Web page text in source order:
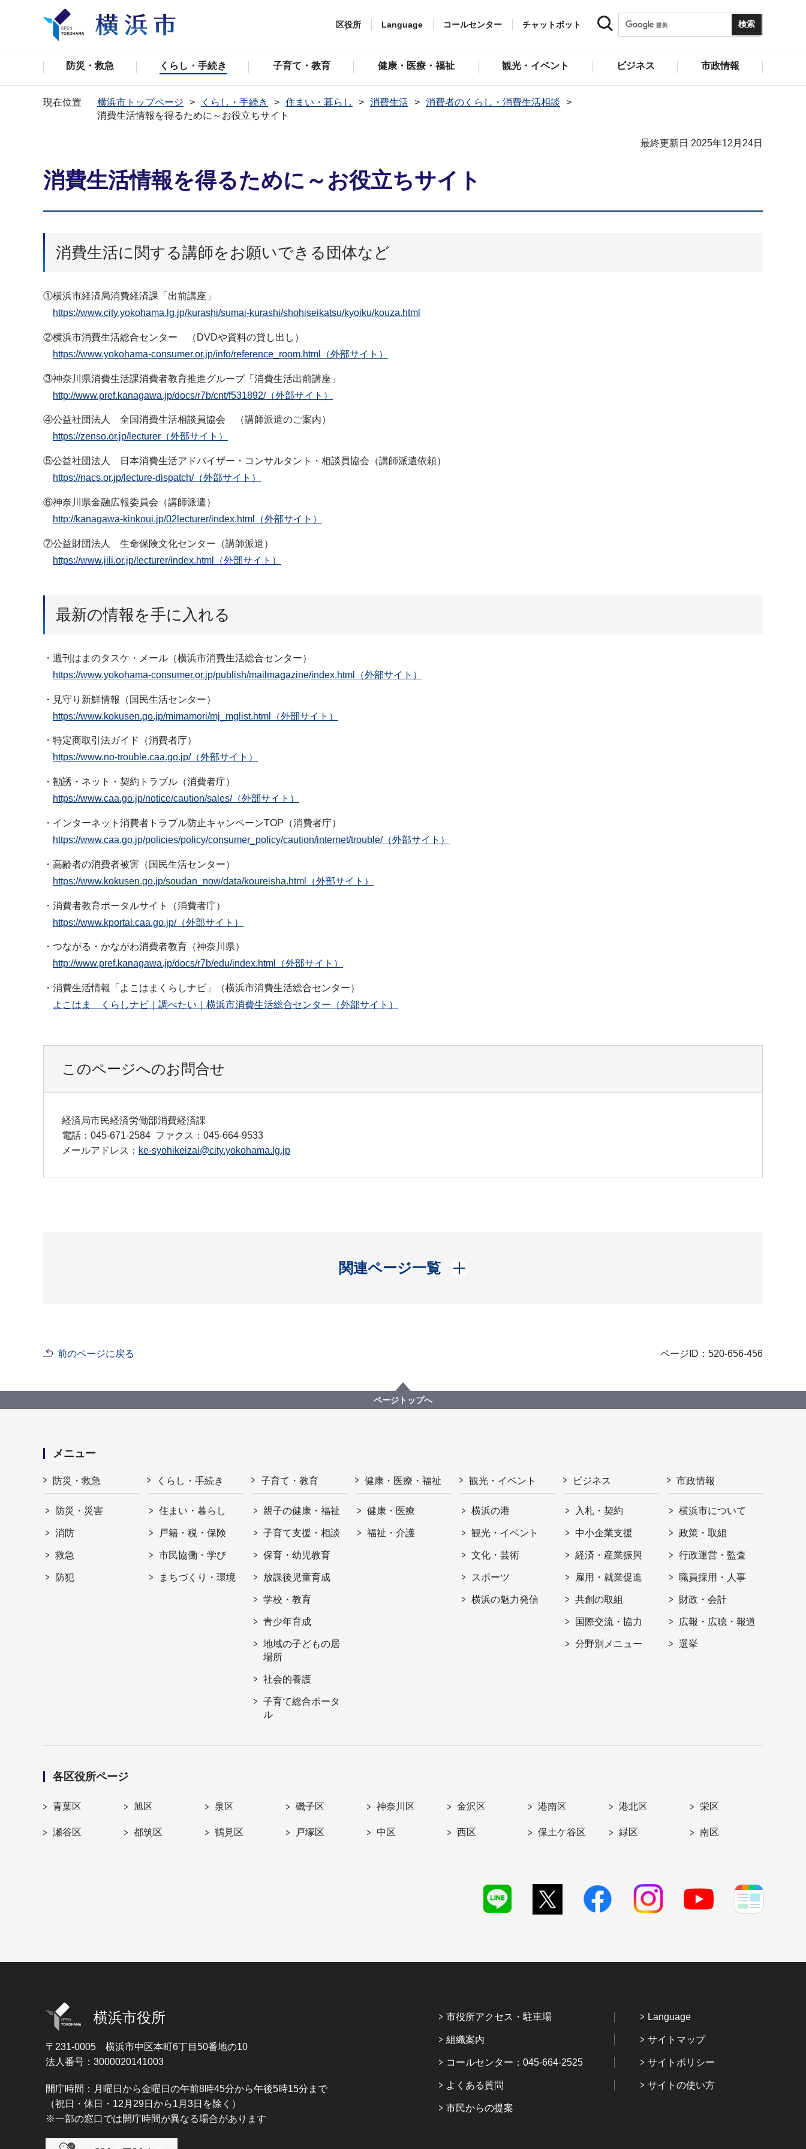
区役所 Language コールセンター チャットボット
防災・救急 くらし・手続き 子育て・教育 健康・医療・福祉 観光・イベント ビジネス 市政情報
現在位置 横浜市トップページ くらし・手続き 住まい・暮らし 消費生活
消費者のくらし・消費生活相談
消費生活情報を得るために～お役立ちサイト
最終更新日 2025年12月24日
消費生活情報を得るために～お役立ちサイト
消費生活に関する講師をお願いできる団体など
①横浜市経済局消費経済課「出前講座」
https://www.city.yokohama.lg.jp/kurashi/sumai-kurashi/shohiseikatsu/kyoiku/kouza.html
②横浜市消費生活総合センター （DVDや資料の貸し出し）
https://www.yokohama-consumer.or.jp/info/reference_room.html（外部サイト）
③神奈川県消費生活課消費者教育推進グループ「消費生活出前講座」
http://www.pref.kanagawa.jp/docs/r7b/cnt/f531892/（外部サイト）
④公益社団法人 全国消費生活相談員協会 （講師派遣のご案内）
https://zenso.or.jp/lecturer（外部サイト）
⑤公益社団法人 日本消費生活アドバイザー・コンサルタント・相談員協会（講師派遣依頼）
https://nacs.or.jp/lecture-dispatch/（外部サイト）
⑥神奈川県金融広報委員会（講師派遣）
http://kanagawa-kinkoui.jp/02lecturer/index.html（外部サイト）
⑦公益財団法人 生命保険文化センター（講師派遣）
https://www.jili.or.jp/lecturer/index.html（外部サイト）
最新の情報を手に入れる
・週刊はまのタスケ・メール（横浜市消費生活総合センター）
https://www.yokohama-consumer.or.jp/publish/mailmagazine/index.html（外部サイト）
・見守り新鮮情報（国民生活センター）
https://www.kokusen.go.jp/mimamori/mj_mglist.html（外部サイト）
・特定商取引法ガイド（消費者庁）
https://www.no-trouble.caa.go.jp/（外部サイト）
・勧誘・ネット・契約トラブル（消費者庁）
https://www.caa.go.jp/notice/caution/sales/（外部サイト）
・インターネット消費者トラブル防止キャンペーンTOP（消費者庁）
https://www.caa.go.jp/policies/policy/consumer_policy/caution/internet/trouble/（外部サイト）
・高齢者の消費者被害（国民生活センター）
https://www.kokusen.go.jp/soudan_now/data/koureisha.html（外部サイト）
・消費者教育ポータルサイト（消費者庁）
https://www.kportal.caa.go.jp/（外部サイト）
・つながる・かながわ消費者教育（神奈川県）
http://www.pref.kanagawa.jp/docs/r7b/edu/index.html（外部サイト）
・消費生活情報「よこはまくらしナビ」（横浜市消費生活総合センター）
よこはま くらしナビ｜調べたい｜横浜市消費生活総合センター（外部サイト）
このページへのお問合せ
経済局市民経済労働部消費経済課
電話：045-671-2584 ファクス：045-664-9533
メールアドレス： ke-syohikeizai@city.yokohama.lg.jp
関連ページ一覧
開く
前のページに戻る ページID：520-656-456
ページトップへ
メニュー
防災・救急
防災・災害
消防
救急
防犯
くらし・手続き
住まい・暮らし
戸籍・税・保険
市民協働・学び
まちづくり・環境
子育て・教育
親子の健康・福祉
子育て支援・相談
保育・幼児教育
放課後児童育成
学校・教育
青少年育成
地域の子どもの居
場所
社会的養護
子育て総合ポータ
ル
健康・医療・福祉
健康・医療
福祉・介護
観光・イベント
横浜の港
観光・イベント
文化・芸術
スポーツ
横浜の魅力発信
ビジネス
入札・契約
中小企業支援
経済・産業振興
雇用・就業促進
共創の取組
国際交流・協力
分野別メニュー
市政情報
横浜市について
政策・取組
行政運営・監査
職員採用・人事
財政・会計
広報・広聴・報道
選挙
各区役所ページ
青葉区 旭区 泉区 磯子区 神奈川区 金沢区 港南区 港北区 栄区
瀬谷区 都筑区 鶴見区 戸塚区 中区 西区 保土ケ谷区 緑区 南区
横浜市役所
〒231-0005 横浜市中区本町6丁目50番地の10
法人番号：3000020141003
開庁時間：月曜日から金曜日の午前8時45分から午後5時15分まで
（祝日・休日・12月29日から1月3日を除く）
※一部の窓口では開庁時間が異なる場合があります
市役所アクセス・駐車場
組織案内
コールセンター：045-664-2525
よくある質問
市民からの提案
Language
サイトマップ
サイトポリシー
サイトの使い方